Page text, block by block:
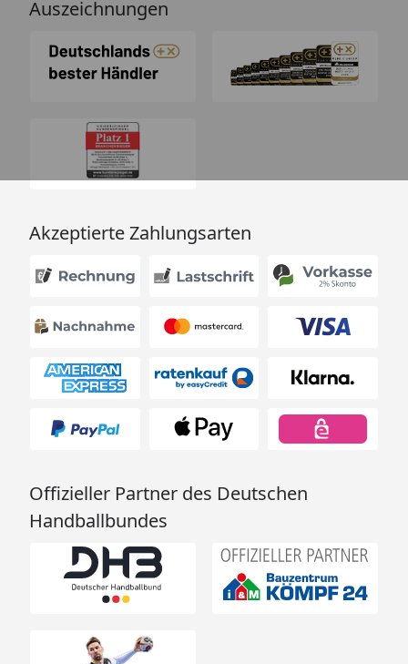
Auszeichnungen
Akzeptierte Zahlungsarten
Offizieller Partner des Deutschen
Handballbundes